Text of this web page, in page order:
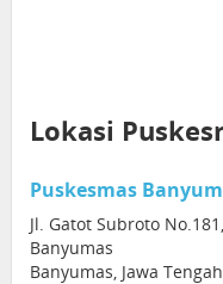
Lokasi
Puskesmas
Jl. Gatot Subroto
Banyumas
Banyumas, Jawa